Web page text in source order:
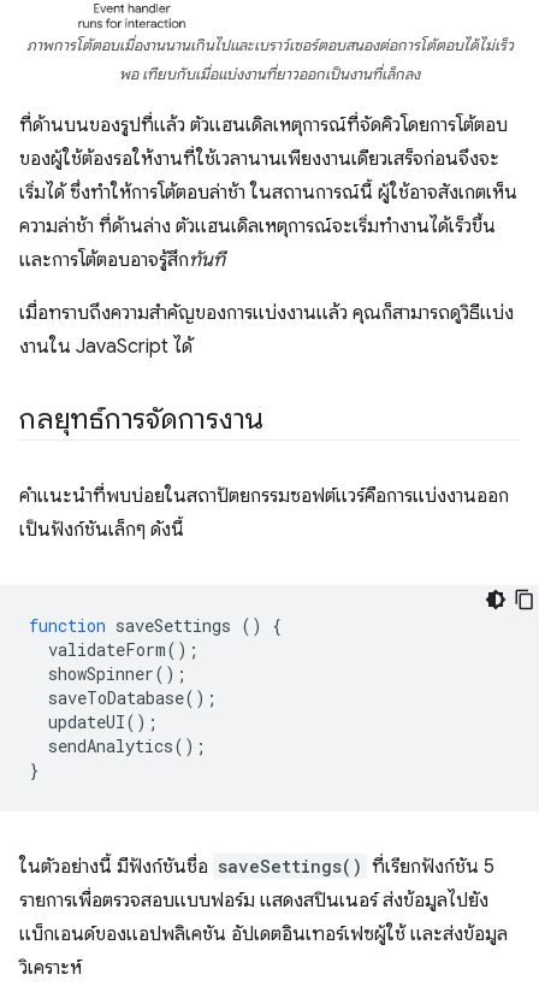
ภาพการโต้ตอบเมื่องานนานเกินไปและเบราว์เซอร์ตอบสนองต่อการโต้ตอบได้ไม่เร็ว
พอ เทียบกับเมื่อแบ่งงานที่ยาวออกเป็นงานที่เล็กลง
ที่ด้านบนของรูปที่แล้ว ตัวแฮนเดิลเหตุการณ์ที่จัดคิวโดยการโต้ตอบ
ของผู้ใช้ต้องรอให้งานที่ใช้เวลานานเพียงงานเดียวเสร็จก่อนจึงจะ
เริ่มได้ ซึ่งทำให้การโต้ตอบล่าช้า ในสถานการณ์นี้ ผู้ใช้อาจสังเกตเห็น
ความล่าช้า ที่ด้านล่าง ตัวแฮนเดิลเหตุการณ์จะเริ่มทำงานได้เร็วขึ้น
และการโต้ตอบอาจรู้สึกทันที
เมื่อทราบถึงความสำคัญของการแบ่งงานแล้ว คุณก็สามารถดูวิธีแบ่ง
งานใน JavaScript ได้
กลยุทธ์การจัดการงาน
คำแนะนำที่พบบ่อยในสถาปัตยกรรมซอฟต์แวร์คือการแบ่งงานออก
เป็นฟังก์ชันเล็กๆ ดังนี้
function saveSettings ()
{
validateForm();
showSpinner();
saveToDatabase();
updateUI();
sendAnalytics();
}
ในตัวอย่างนี้ มีฟังก์ชันชื่อ saveSettings() ที่เรียกฟังก์ชัน 5
รายการเพื่อตรวจสอบแบบฟอร์ม แสดงสปินเนอร์ ส่งข้อมูลไปยัง
แบ็กเอนด์ของแอปพลิเคชัน อัปเดตอินเทอร์เฟซผู้ใช้ และส่งข้อมูล
วิเคราะห์